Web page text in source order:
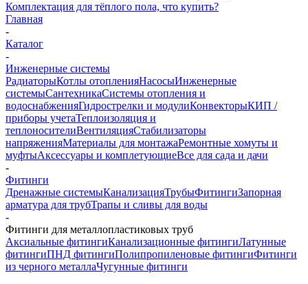
Комплектация для тёплого пола, что купить?
Главная
-
Каталог
-
Инженерные системы
РадиаторыКотлы отопленияНасосыИнженерные
системыСантехникаСистемы отопления и
водоснабженияГидрострелки и модулиКонвекторыКИП /
приборы учетаТеплоизоляция и
теплоносителиВентиляцияСтабилизаторы
напряженияМатериалы для монтажаРемонтные хомуты и
муфтыАксессуары и комплетующиеВсе для сада и дачи
-
Фитинги
Дренажные системыКанализацияТрубыФитингиЗапорная
арматура для трубТрапы и сливы для воды
-
Фитинги для металлопластиковых труб
Аксиальные фитингиКанализационные фитингиЛатунные
фитингиПНД фитингиПолипропиленовые фитингиФитинги
из черного металлаЧугунные фитинги